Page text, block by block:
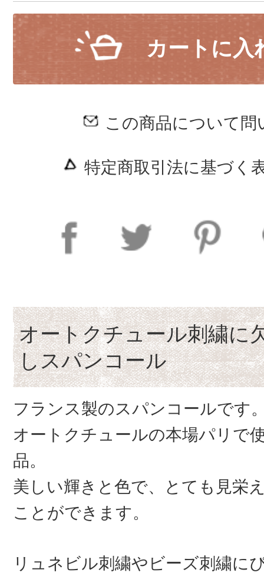
カートに入
この商品について問
特定商取引法に基づく
オートクチュール刺繍に
しスパンコール
フランス製のスパンコールです
オートクチュールの本場パリで
品。
美しい輝きと色で、とても見栄
ことができます。
リュネビル刺繍やビーズ刺繍に